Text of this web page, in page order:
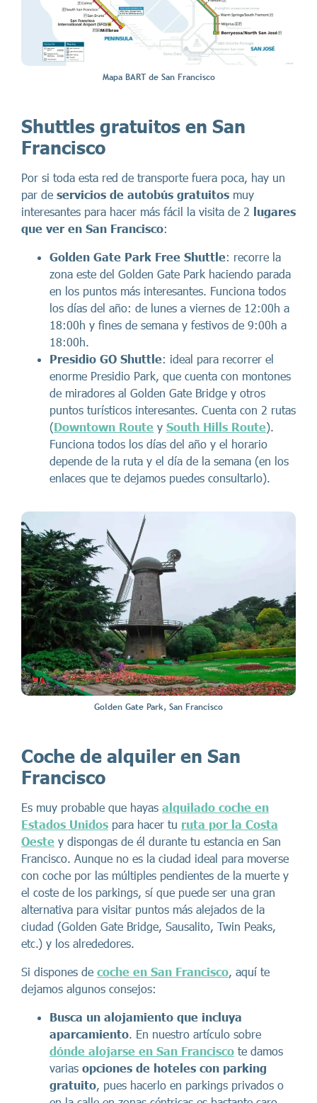
Mapa BART de San Francisco
Shuttles gratuitos en San
Francisco
Por si toda esta red de transporte fuera poca, hay un
par de servicios de autobús gratuitos muy
interesantes para hacer más fácil la visita de 2 lugares
que ver en San Francisco:
Golden Gate Park Free Shuttle: recorre la
zona este del Golden Gate Park haciendo parada
en los puntos más interesantes. Funciona todos
los días del año: de lunes a viernes de 12:00h a
18:00h y fines de semana y festivos de 9:00h a
18:00h.
Presidio GO Shuttle: ideal para recorrer el
enorme Presidio Park, que cuenta con montones
de miradores al Golden Gate Bridge y otros
puntos turísticos interesantes. Cuenta con 2 rutas
(Downtown Route y South Hills Route).
Funciona todos los días del año y el horario
depende de la ruta y el día de la semana (en los
enlaces que te dejamos puedes consultarlo).
Golden Gate Park, San Francisco
Coche de alquiler en San
Francisco
Es muy probable que hayas alquilado coche en
Estados Unidos para hacer tu ruta por la Costa
Oeste y dispongas de él durante tu estancia en San
Francisco. Aunque no es la ciudad ideal para moverse
con coche por las múltiples pendientes de la muerte y
el coste de los parkings, sí que puede ser una gran
alternativa para visitar puntos más alejados de la
ciudad (Golden Gate Bridge, Sausalito, Twin Peaks,
etc.) y los alrededores.
Si dispones de coche en San Francisco , aquí te
dejamos algunos consejos:
Busca un alojamiento que incluya
aparcamiento . En nuestro artículo sobre
dónde alojarse en San Francisco te damos
varias opciones de hoteles con parking
gratuito , pues hacerlo en parkings privados o